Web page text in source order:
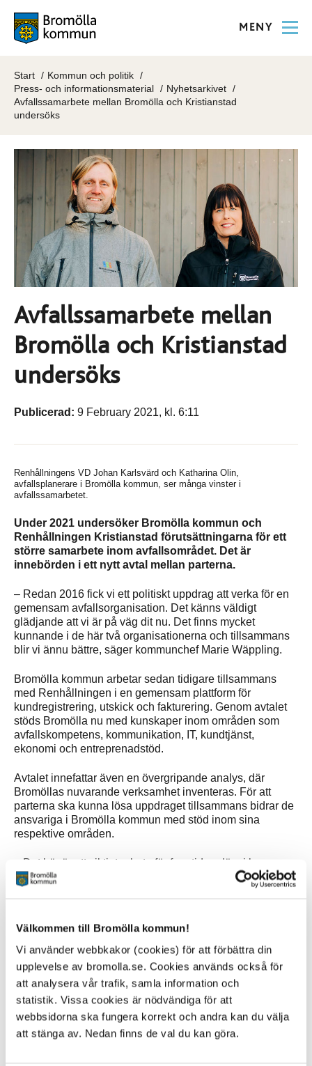
Välkommen till Bromölla kommun!
Vi använder webbkakor (cookies) för att förbättra din
upplevelse av bromolla.se. Cookies används också för
att analysera vår trafik, samla information och
statistik. Vissa cookies är nödvändiga för att
webbsidorna ska fungera korrekt och andra kan du välja
att stänga av. Nedan finns de val du kan göra.
MENY
Start
Kommun och politik
Press- och informationsmaterial
Nyhetsarkivet
Avfallssamarbete mellan Bromölla och Kristianstad
undersöks
Avfallssamarbete mellan
Bromölla och Kristianstad
undersöks
Publicerad: 9 February 2021, kl. 6:11
Renhållningens VD Johan Karlsvärd och Katharina Olin,
avfallsplanerare i Bromölla kommun, ser många vinster i
avfallssamarbetet.
Under 2021 undersöker Bromölla kommun och
Renhållningen Kristianstad förutsättningarna för ett
större samarbete inom avfallsområdet. Det är
innebörden i ett nytt avtal mellan parterna.
– Redan 2016 fick vi ett politiskt uppdrag att verka för en
gemensam avfallsorganisation. Det känns väldigt
glädjande att vi är på väg dit nu. Det finns mycket
kunnande i de här två organisationerna och tillsammans
blir vi ännu bättre, säger kommunchef Marie Wäppling.
Bromölla kommun arbetar sedan tidigare tillsammans
med Renhållningen i en gemensam plattform för
kundregistrering, utskick och fakturering. Genom avtalet
stöds Bromölla nu med kunskaper inom områden som
avfallskompetens, kommunikation, IT, kundtjänst,
ekonomi och entreprenadstöd.
Avtalet innefattar även en övergripande analys, där
Bromöllas nuvarande verksamhet inventeras. För att
parterna ska kunna lösa uppdraget tillsammans bidrar de
ansvariga i Bromölla kommun med stöd inom sina
respektive områden.
– Det här är ett viktigt arbete för framtiden där vi kan
samarbeta och utvecklas tillsammans. Eftersom vi redan
infört fyrfack kan vi nu återanvända vårt tänk och material
och fortsätta sätta nordöstra Skåne på kartan.
Samarbetet kommer att märkas direkt när
fyrfackssortering införs i Bromölla kommun under våren.
Renhållningen Kristianstad har stor erfarenhet av de
frågor som uppstår och kommer att hjälpa Bromölla med
bland annat avfallskommunikation och
kundtjänstärenden.